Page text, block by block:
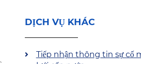
DỊCH VỤ KHÁC
Tiếp nhận thông tin sự cố